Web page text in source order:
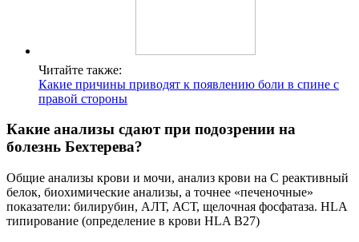
Читайте также:
Какие причины приводят к появлению боли в спине с
правой стороны
Какие анализы сдают при подозрении на
болезнь Бехтерева?
Общие анализы крови и мочи, анализ крови на С реактивный
белок, биохимические анализы, а точнее «печеночные»
показатели: билирубин, АЛТ, АСТ, щелочная фосфатаза. HLA
типирование (определение в крови HLA B27)